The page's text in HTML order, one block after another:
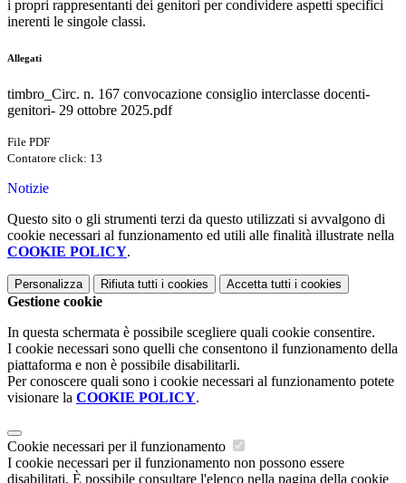
i propri rappresentanti dei genitori per condividere aspetti specifici
inerenti le singole classi.
Allegati
timbro_Circ. n. 167 convocazione consiglio interclasse docenti-
genitori- 29 ottobre 2025.pdf
File PDF
Contatore click: 13
Notizie
Questo sito o gli strumenti terzi da questo utilizzati si avvalgono di
cookie necessari al funzionamento ed utili alle finalità illustrate nella
COOKIE POLICY.
Personalizza Rifiuta tutti i cookies Accetta tutti i cookies
Gestione cookie
In questa schermata è possibile scegliere quali cookie consentire.
I cookie necessari sono quelli che consentono il funzionamento della
piattaforma e non è possibile disabilitarli.
Per conoscere quali sono i cookie necessari al funzionamento potete
visionare la COOKIE POLICY.
Cookie necessari per il funzionamento
I cookie necessari per il funzionamento non possono essere
disabilitati. È possibile consultare l'elenco nella pagina della cookie